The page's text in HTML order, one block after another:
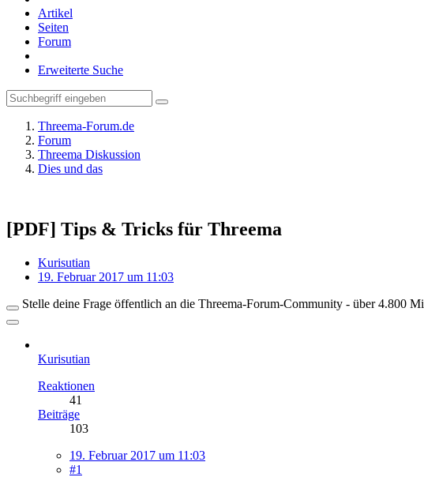
Artikel
Seiten
Forum
Erweiterte Suche
Threema-Forum.de
Forum
Threema Diskussion
Dies und das
[PDF] Tips & Tricks für Threema
Kurisutian
19. Februar 2017 um 11:03
Stelle deine Frage öffentlich an die Threema-Forum-Community - über 4.800
Kurisutian
Reaktionen
41
Beiträge
103
19. Februar 2017 um 11:03
#1